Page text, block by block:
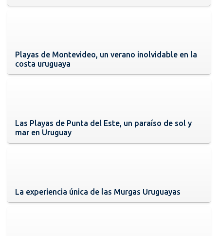
Playas de Montevideo, un verano inolvidable en la
costa uruguaya
Las Playas de Punta del Este, un paraíso de sol y
mar en Uruguay
La experiencia única de las Murgas Uruguayas